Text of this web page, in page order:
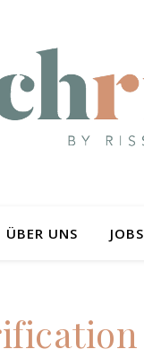
ÜBER UNS JOBS